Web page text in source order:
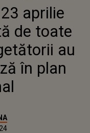
DE O SURPRIZĂ ÎN
aprilie
de toate
au
în plan